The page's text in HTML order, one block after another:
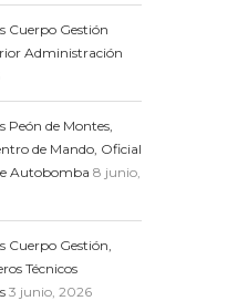
Cuerpo Gestión
Administración
Peón de Montes,
de Mando, Oficial
Autobomba 8 junio,
Cuerpo Gestión,
Técnicos
3 junio, 2026